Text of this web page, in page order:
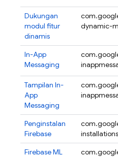
Dukungan
modul fitur
dinamis
dynamic-
In-App
Messaging
Tampilan In-
App
Messaging
Penginstalan
Firebase
installations
Firebase ML